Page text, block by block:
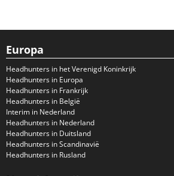
Europa
Headhunters in het Verenigd Koninkrijk
Headhunters in Europa
Headhunters in Frankrijk
Headhunters in België
Interim in Nederland
Headhunters in Nederland
Headhunters in Duitsland
Headhunters in Scandinavië
Headhunters in Rusland